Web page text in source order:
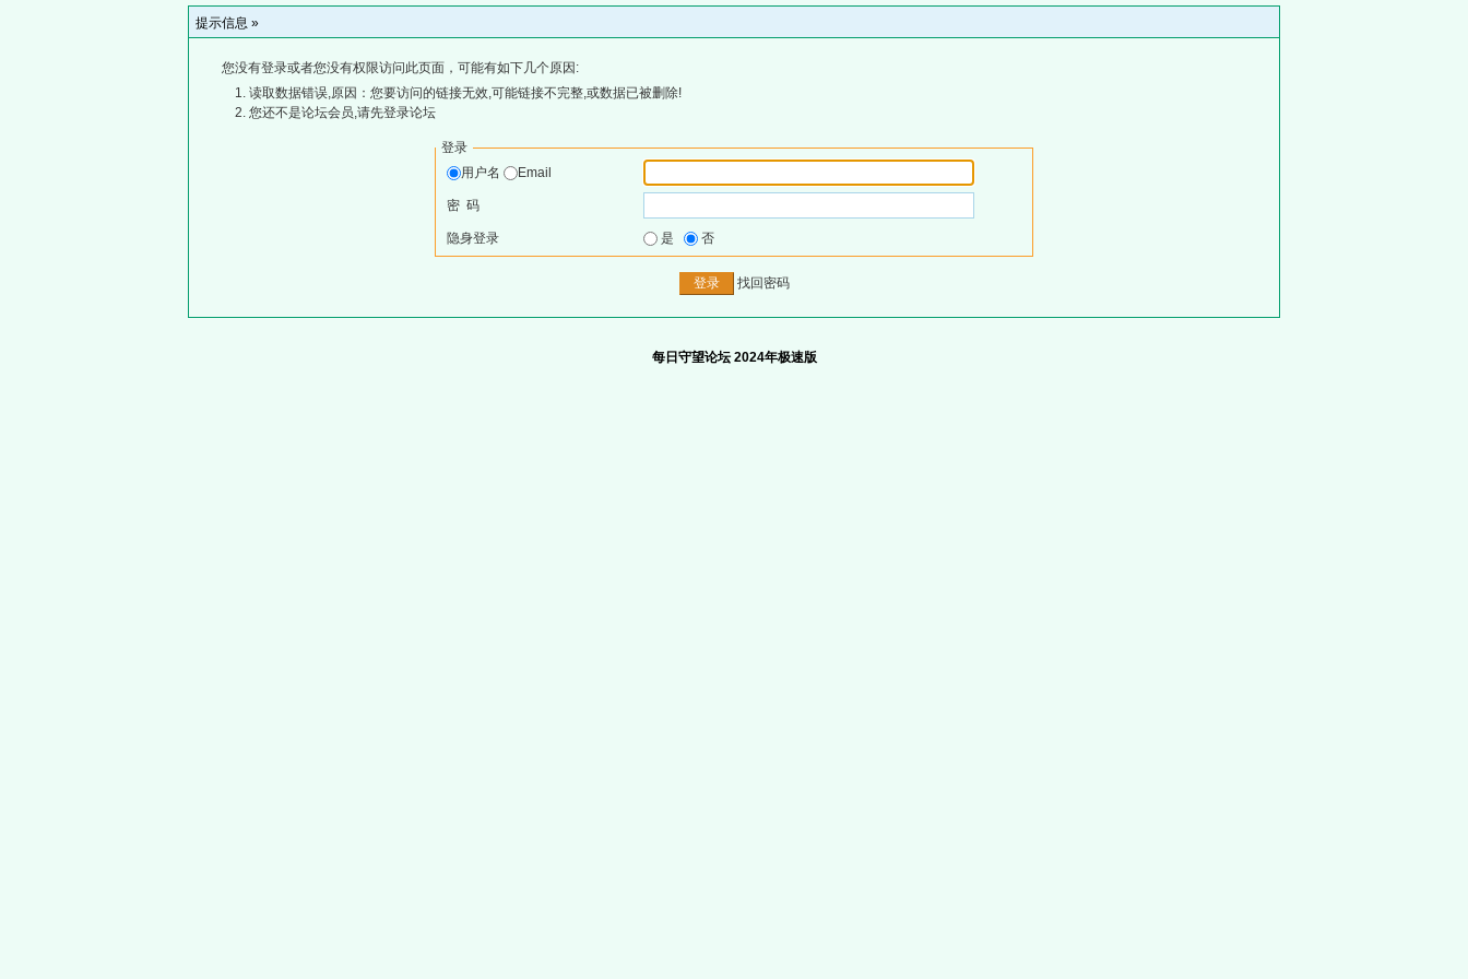
提示信息 »
您没有登录或者您没有权限访问此页面，可能有如下几个原因:
读取数据错误,原因：您要访问的链接无效,可能链接不完整,或数据已被删除!
您还不是论坛会员,请先登录论坛
登录
用户名
Email
密 码
隐身登录 是 否
找回密码
每日守望论坛 2024年极速版